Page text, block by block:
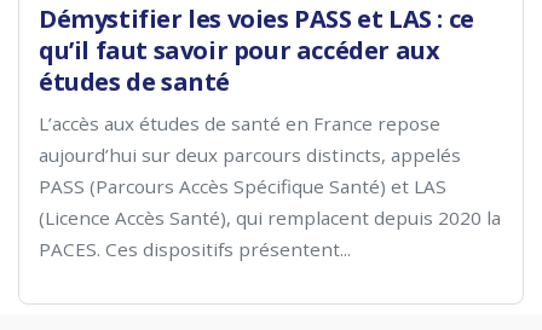
Démystifier les voies PASS et LAS : ce
qu’il faut savoir pour accéder aux
études de santé
L’accès aux études de santé en France repose
aujourd’hui sur deux parcours distincts, appelés
PASS (Parcours Accès Spécifique Santé) et LAS
(Licence Accès Santé), qui remplacent depuis 2020 la
PACES. Ces dispositifs présentent...